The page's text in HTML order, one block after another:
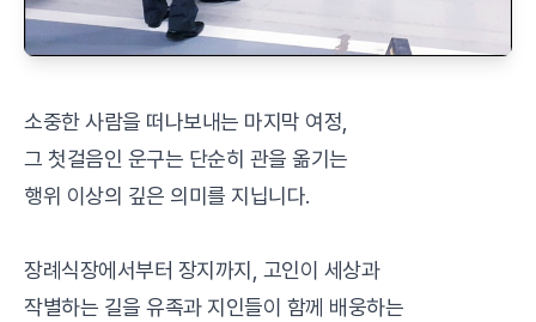
소중한 사람을 떠나보내는 마지막 여정,
그 첫걸음인 운구는 단순히 관을 옮기는
행위 이상의 깊은 의미를 지닙니다.
장례식장에서부터 장지까지, 고인이 세상과
작별하는 길을 유족과 지인들이 함께 배웅하는